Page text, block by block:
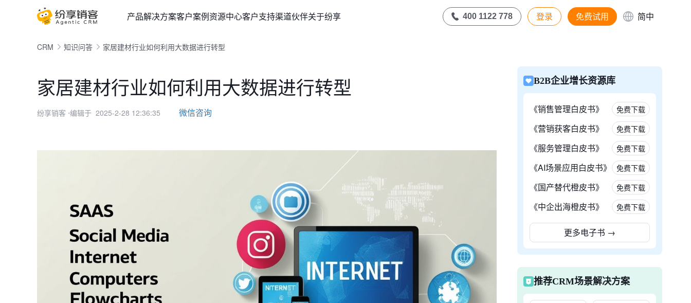
产品解决方案客户案例资源中心客户支持渠道伙伴关于纷享 400 1122 778 登录 免费试用 简中
CRM 知识问答 家居建材行业如何利用大数据进行转型
家居建材行业如何利用大数据进行转型
纷享销客 ⋅编辑于 2025-2-28 12:36:35 微信咨询
B2B企业增长资源库
《销售管理白皮书》 免费下载
《营销获客白皮书》 免费下载
《服务管理白皮书》 免费下载
《AI场景应用白皮书》 免费下载
《国产替代橙皮书》 免费下载
《中企出海橙皮书》 免费下载
更多电子书 →
推荐CRM场景解决方案